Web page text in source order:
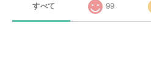
すべて 99